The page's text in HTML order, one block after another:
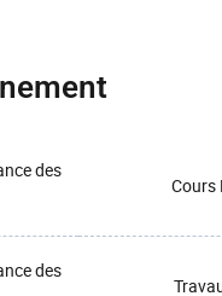
des
Cours
des